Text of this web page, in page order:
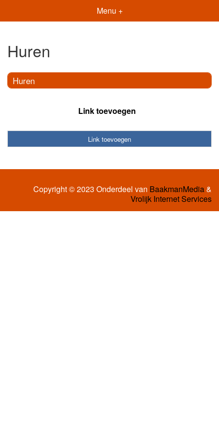
Menu +
Huren
Huren
Link toevoegen
Link toevoegen
Copyright © 2023 Onderdeel van BaakmanMedia&
Vrolijk Internet Services